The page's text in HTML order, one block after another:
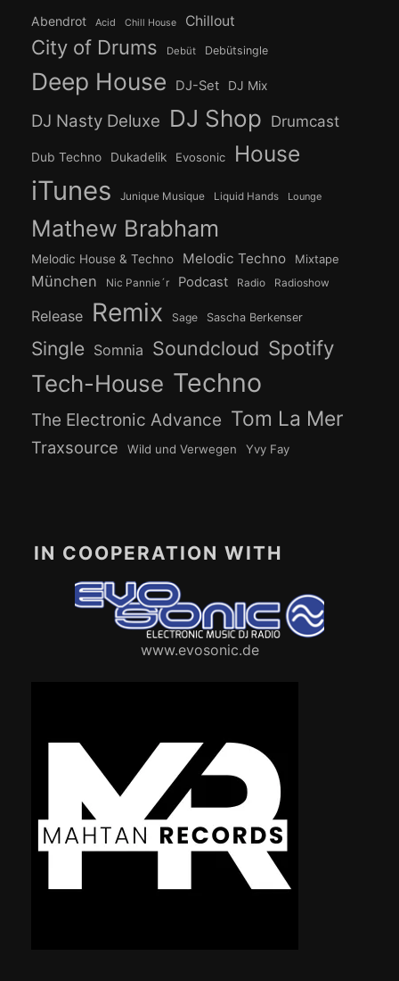
Abendrot Acid Chill House Chillout
City of Drums Debüt Debütsingle
Deep House DJ-Set DJ Mix
DJ Nasty Deluxe DJ Shop Drumcast
Dub Techno Dukadelik Evosonic House
iTunes Junique Musique Liquid Hands Lounge
Mathew Brabham
Melodic House & Techno Melodic Techno Mixtape
München Nic Pannie´r Podcast Radio Radioshow
Release Remix Sage Sascha Berkenser
Single Somnia Soundcloud Spotify
Tech-House Techno
The Electronic Advance Tom La Mer
Traxsource Wild und Verwegen Yvy Fay
IN COOPERATION WITH
www.evosonic.de